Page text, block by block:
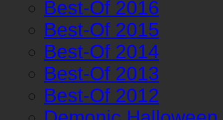
Best-Of 2016
Best-Of 2015
Best-Of 2014
Best-Of 2013
Best-Of 2012